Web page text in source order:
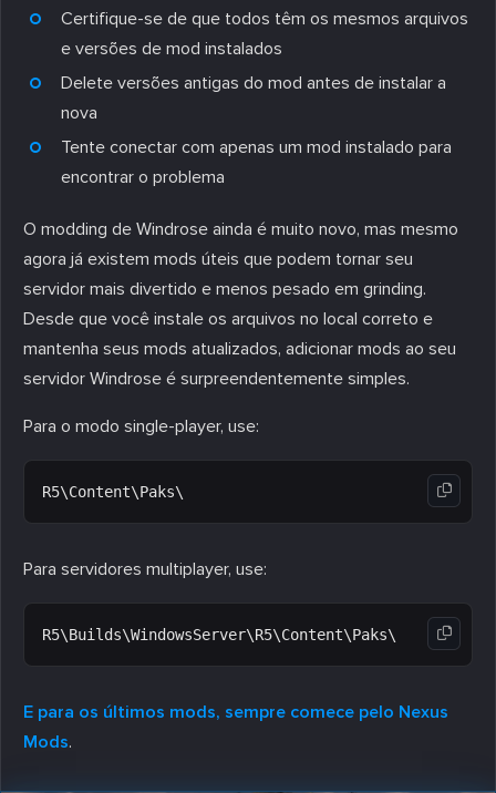
Certifique-se de que todos têm os mesmos arquivos
e versões de mod instalados
Delete versões antigas do mod antes de instalar a
nova
Tente conectar com apenas um mod instalado para
encontrar o problema
O modding de Windrose ainda é muito novo, mas mesmo
agora já existem mods úteis que podem tornar seu
servidor mais divertido e menos pesado em grinding.
Desde que você instale os arquivos no local correto e
mantenha seus mods atualizados, adicionar mods ao seu
servidor Windrose é surpreendentemente simples.
Para o modo single-player, use:
Para servidores multiplayer, use:
E para os últimos mods, sempre comece pelo Nexus
Mods.